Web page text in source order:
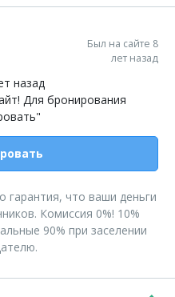
Был на сайте 8
лет назад
назад
Для бронирования
гарантия, что ваши деньги
Комиссия 0%! 10%
90% при заселении